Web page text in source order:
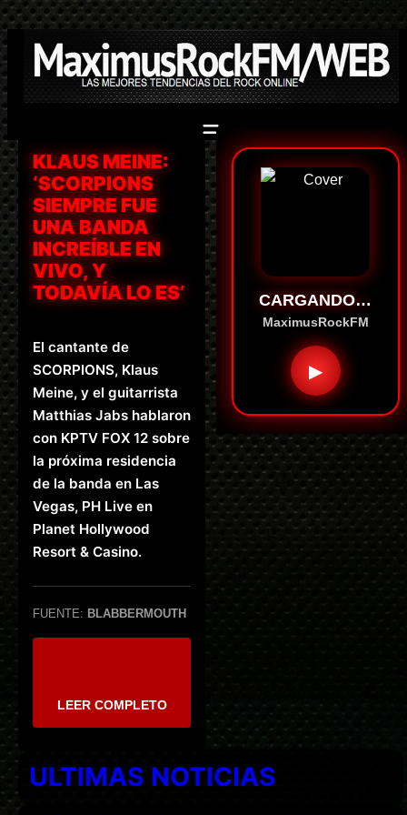
Saltar
al
contenido
KLAUS MEINE:
‘SCORPIONS
SIEMPRE FUE
UNA BANDA
INCREÍBLE EN
VIVO, Y
TODAVÍA LO ES’
El cantante de
SCORPIONS, Klaus
Meine, y el guitarrista
Matthias Jabs hablaron
con KPTV FOX 12 sobre
la próxima residencia
de la banda en Las
Vegas, PH Live en
Planet Hollywood
Resort & Casino.
FUENTE: BLABBERMOUTH
LEER COMPLETO
CARGANDO…
MaximusRockFM
▶
ULTIMAS NOTICIAS